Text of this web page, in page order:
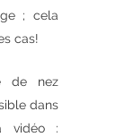
; cela
cas!
de nez
dans
vidéo :